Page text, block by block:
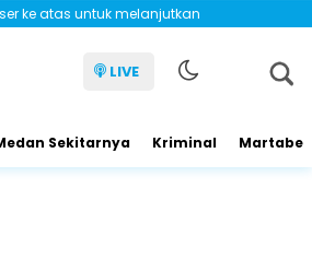
ke atas untuk melanjutkan
LIVE
Sekitarnya Kriminal Martabe